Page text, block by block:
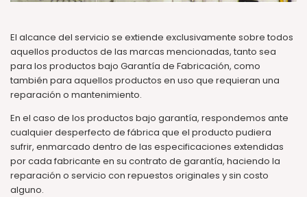
El alcance del servicio se extiende exclusivamente sobre todos
aquellos productos de las marcas mencionadas, tanto sea
para los productos bajo Garantía de Fabricación, como
también para aquellos productos en uso que requieran una
reparación o mantenimiento.
En el caso de los productos bajo garantía, respondemos ante
cualquier desperfecto de fábrica que el producto pudiera
sufrir, enmarcado dentro de las especificaciones extendidas
por cada fabricante en su contrato de garantía, haciendo la
reparación o servicio con repuestos originales y sin costo
alguno.